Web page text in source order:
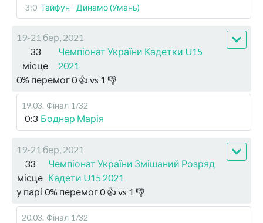
3:0 Тайфун - Динамо (Умань)
19-21 бер, 2021
33
місце
Чемпіонат України Кадетки U15
2021
0% перемог0👍 vs 1 👎
19.03. Фінал 1/32
0:3 Боднар Марія
19-21 бер, 2021
33
місце
Чемпіонат України Змішаний Розряд
Кадети U15 2021
у парі 0% перемог0👍 vs 1 👎
20.03. Фінал 1/32